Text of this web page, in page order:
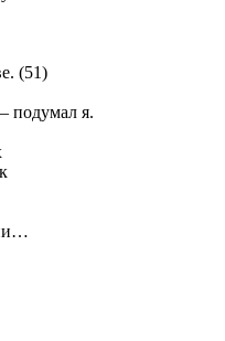
(51)
подумал я.